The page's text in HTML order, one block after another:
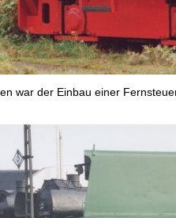
war der Einbau einer